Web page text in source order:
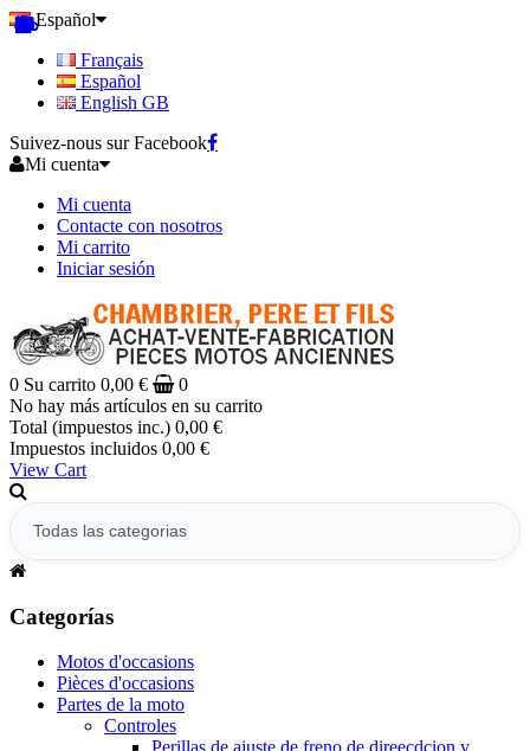
Español
Français
Español
English GB
Suivez-nous sur Facebook
Mi cuenta
Mi cuenta
Contacte con nosotros
Mi carrito
Iniciar sesión
0 Su carrito 0,00 €
0
No hay más artículos en su carrito
Total (impuestos inc.) 0,00 €
Impuestos incluidos 0,00 €
View Cart
Categorías
Motos d'occasions
Pièces d'occasions
Partes de la moto
Controles